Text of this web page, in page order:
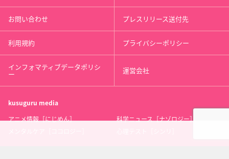
お問い合わせ プレスリリース送付先
利用規約 プライバシーポリシー
インフォマティブデータポリシ
ー 運営会社
kusuguru media
アニメ情報［にじめん］
科学ニュース［ナゾロジー］